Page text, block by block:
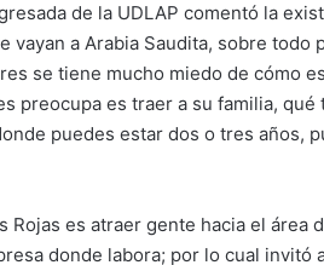
de la UDLAP comentó la
vayan a Arabia Saudita, sobre
se tiene mucho miedo de cómo
preocupa es traer a su familia,
puedes estar dos o tres años,
Rojas es atraer gente hacia el área
donde labora; por lo cual invitó